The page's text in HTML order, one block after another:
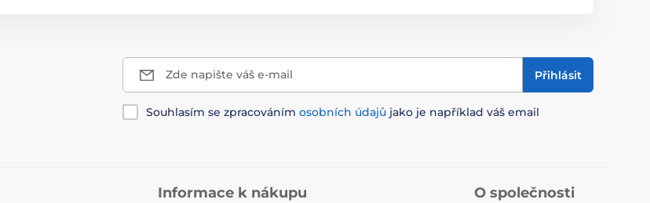
Zde napište váš e-mail Přihlásit
Souhlasím se zpracováním osobních údajů jako je například váš email
Informace k nákupu O společnosti